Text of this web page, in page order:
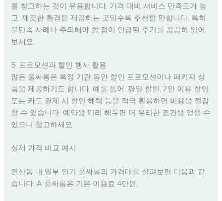
를 참고하는 것이 유용합니다. 가격 대비 서비스 만족도가 높
고, 깨끗한 환경을 제공하는 곳일수록 추천할 만합니다. 특히,
불만족 사례나 주의해야 할 점이 언급된 후기를 꼼꼼히 읽어
보세요.
5. 프로모션과 할인 행사 활용
많은 풀싸롱은 특정 기간 동안 할인 프로모션이나 패키지 상
품을 제공하기도 합니다. 예를 들어, 평일 할인, 2인 이용 할인,
또는 카드 결제 시 할인 혜택 등을 적극 활용하면 비용을 절감
할 수 있습니다. 예약을 미리 해두면 더 유리한 조건을 얻을 수
있으니 참고하세요.
실제 가격 비교 예시
연산동 내 일부 인기 풀싸롱의 가격대를 살펴보면 다음과 같
습니다. A 풀싸롱은 기본 이용료 4만원,